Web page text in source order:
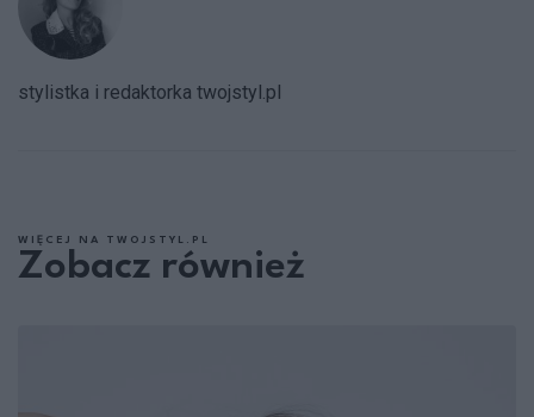
stylistka i redaktorka twojstyl.pl
WIĘCEJ NA TWOJSTYL.PL
Zobacz również